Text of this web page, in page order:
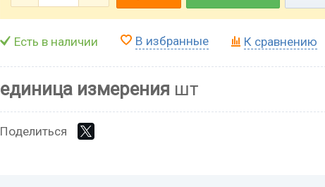
Есть в наличии В избранные К сравнению
единица измерения шт
Поделиться